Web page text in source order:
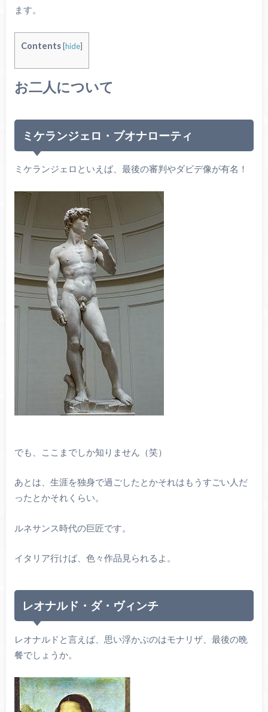
ます。
Contents [hide]
お二人について
ミケランジェロ・ブオナローティ
ミケランジェロといえば、最後の審判やダビデ像が有名！
でも、ここまでしか知りません（笑）
あとは、生涯を独身で過ごしたとかそれはもうすごい人だ
ったとかそれくらい。
ルネサンス時代の巨匠です。
イタリア行けば、色々作品見られるよ。
レオナルド・ダ・ヴィンチ
レオナルドと言えば、思い浮かぶのはモナリザ、最後の晩
餐でしょうか。